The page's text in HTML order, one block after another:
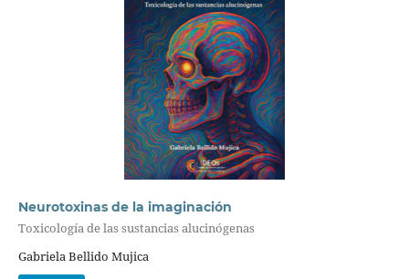
Neurotoxinas de la imaginación
Toxicología de las sustancias alucinógenas
Gabriela Bellido Mujica